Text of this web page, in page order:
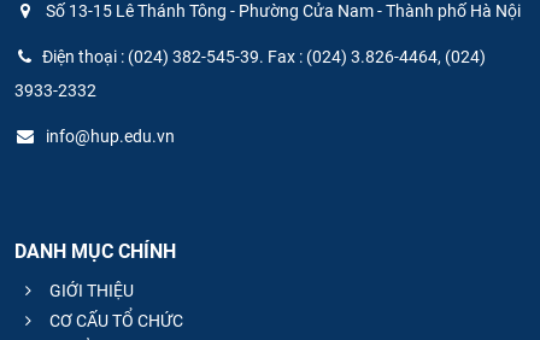
Số 13-15 Lê Thánh Tông - Phường Cửa Nam - Thành phố Hà Nội
Điện thoại : (024) 382-545-39. Fax : (024) 3.826-4464, (024)
3933-2332
info@hup.edu.vn
DANH MỤC CHÍNH
GIỚI THIỆU
CƠ CẤU TỔ CHỨC